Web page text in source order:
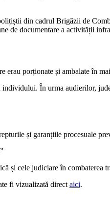
din cadrul Brigăzii de
de documentare a activității
erau porționate și ambalate în
În urma audierilor,
și garanțiile procesuale
și cele judiciare în combaterea
fi vizualizată direct aici.